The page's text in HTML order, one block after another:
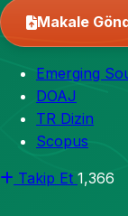
Makale
Emerging
DOAJ
TR Dizin
Scopus
Takip Et 1,366